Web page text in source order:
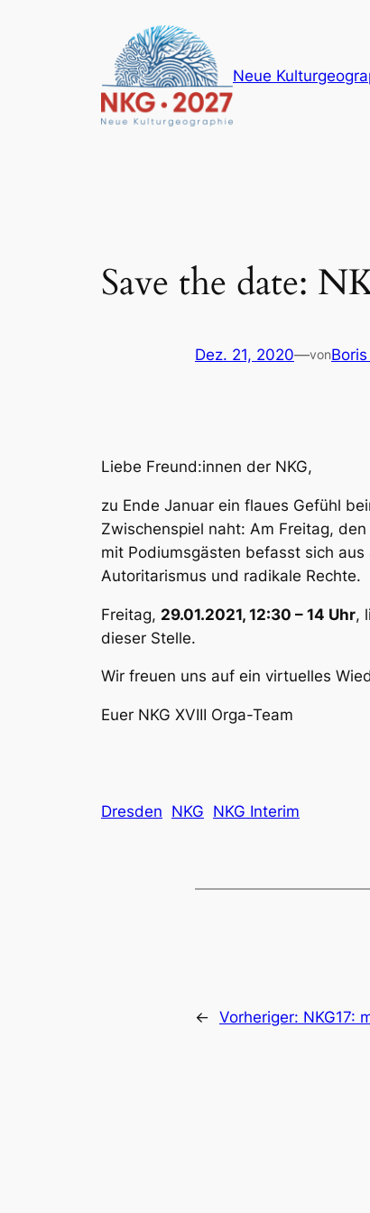
Neue
Save the date:
Dez. 21, 2020—von
Liebe Freund:innen der NKG,
zu Ende Januar ein flaues Gefühl
Zwischenspiel naht: Am Freitag,
mit Podiumsgästen befasst sich aus
Autoritarismus und radikale Rechte.
Freitag, 29.01.2021, 12:30 – 14 Uhr,
dieser Stelle.
Wir freuen uns auf ein virtuelles
Euer NKG XVIII Orga-Team
Dresden NKG NKG Interim
← Vorheriger: NKG17: